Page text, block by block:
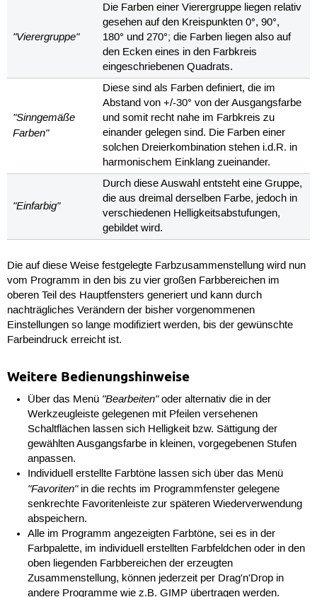
"Vierergruppe"
Die Farben einer Vierergruppe liegen relativ
gesehen auf den Kreispunkten 0°, 90°,
180° und 270°; die Farben liegen also auf
den Ecken eines in den Farbkreis
eingeschriebenen Quadrats.
"Sinngemäße
Farben"
Diese sind als Farben definiert, die im
Abstand von +/-30° von der Ausgangsfarbe
und somit recht nahe im Farbkreis zu
einander gelegen sind. Die Farben einer
solchen Dreierkombination stehen i.d.R. in
harmonischem Einklang zueinander.
"Einfarbig"
Durch diese Auswahl entsteht eine Gruppe,
die aus dreimal derselben Farbe, jedoch in
verschiedenen Helligkeitsabstufungen,
gebildet wird.
Die auf diese Weise festgelegte Farbzusammenstellung wird nun
vom Programm in den bis zu vier großen Farbbereichen im
oberen Teil des Hauptfensters generiert und kann durch
nachträgliches Verändern der bisher vorgenommenen
Einstellungen so lange modifiziert werden, bis der gewünschte
Farbeindruck erreicht ist.
Weitere Bedienungshinweise
Über das Menü "Bearbeiten"oder alternativ die in der
Werkzeugleiste gelegenen mit Pfeilen versehenen
Schaltflächen lassen sich Helligkeit bzw. Sättigung der
gewählten Ausgangsfarbe in kleinen, vorgegebenen Stufen
anpassen.
Individuell erstellte Farbtöne lassen sich über das Menü
"Favoriten"in die rechts im Programmfenster gelegene
senkrechte Favoritenleiste zur späteren Wiederverwendung
abspeichern.
Alle im Programm angezeigten Farbtöne, sei es in der
Farbpalette, im individuell erstellten Farbfeldchen oder in den
oben liegenden Farbbereichen der erzeugten
Zusammenstellung, können jederzeit per Drag'n'Drop in
andere Programme wie z.B. GIMP übertragen werden.